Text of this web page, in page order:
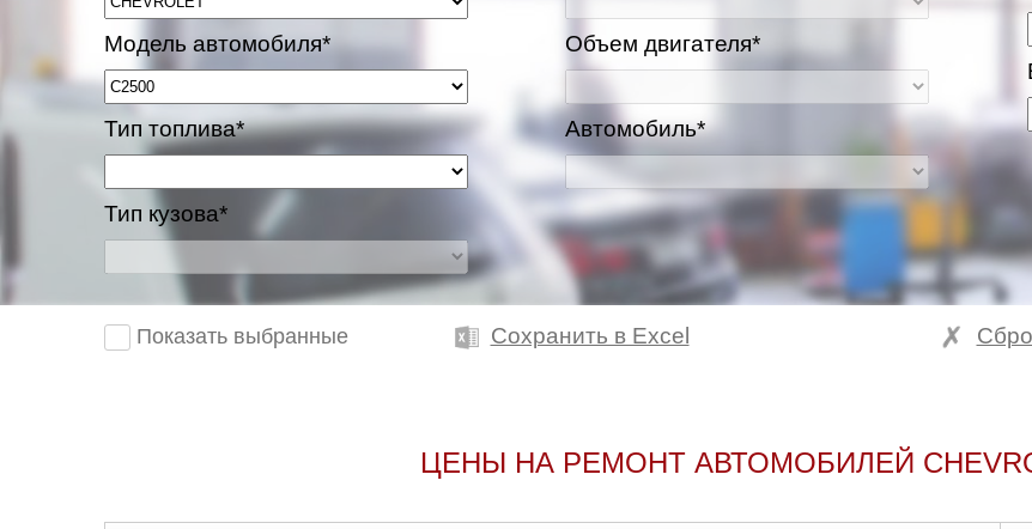
Модель автомобиля*
Тип топлива*
Тип кузова*
Объем двигателя*
Автомобиль*
Показать выбранные Сохранить в Excel
ЦЕНЫ НА РЕМОНТ АВТОМОБИЛЕЙ